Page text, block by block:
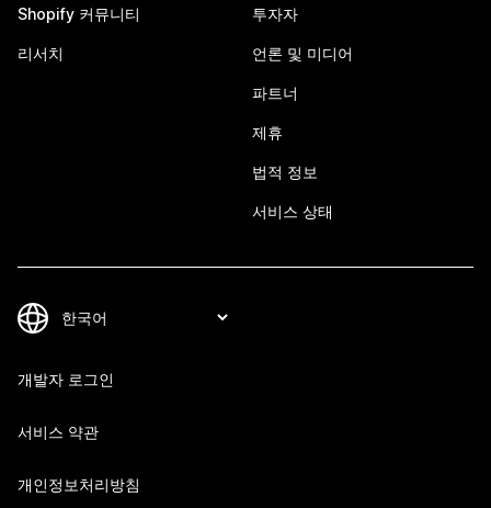
Shopify 커뮤니티
리서치
투자자
언론 및 미디어
파트너
제휴
법적 정보
서비스 상태
개발자 로그인
서비스 약관
개인정보처리방침